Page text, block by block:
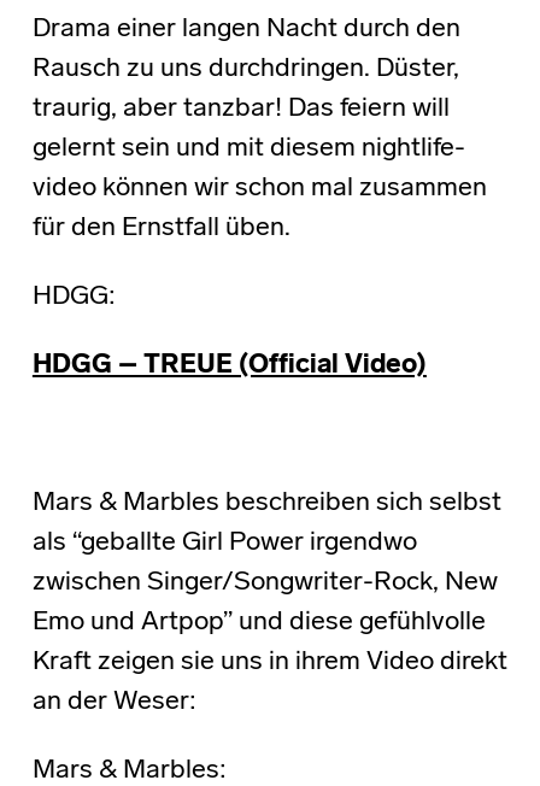
Drama einer langen Nacht durch den
Rausch zu uns durchdringen. Düster,
traurig, aber tanzbar! Das feiern will
gelernt sein und mit diesem nightlife-
video können wir schon mal zusammen
für den Ernstfall üben.
HDGG:
HDGG – TREUE (Official Video)
Mars & Marbles beschreiben sich selbst
als “geballte Girl Power irgendwo
zwischen Singer/Songwriter-Rock, New
Emo und Artpop” und diese gefühlvolle
Kraft zeigen sie uns in ihrem Video direkt
an der Weser:
Mars & Marbles: